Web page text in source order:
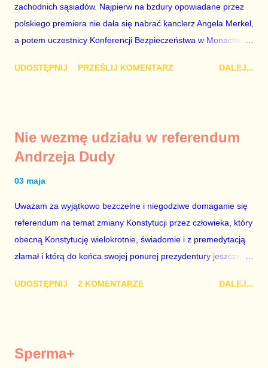
bo w 2007 roku też tak się stało. Na kilka tygodni przed
przedterminowymi wyborami parlamentarnymi do biur Solorza
politycy PiS wysłali Agencję Bezpieczeństwa Wewnętrznego, a
zachodnich sąsiadów. Najpierw na bzdury opowiadane przez
polskiego premiera nie dała się nabrać kanclerz Angela Merkel,
a potem uczestnicy Konferencji Bezpieczeństwa w Monachium.
Merkel i Morawieckiego narastało we mnie zażenowanie. Było
brednie, że Polska może być motorem wzrostu gospodarczego
całej Unii Europejskiej. To tak, jakby rower miał ciągnąć
z roku 1951, czyli czasów stalinizmu. To pewnie dlatego, że nie
chciało mu przejść przez gardło pochwalenie gospodarczej
sytuacji naszego kraju z lat 2007-2015. Bardzo to małe i
smutne – niegodne premiera polskiego rządu. Generalnie, M...
UDOSTĘPNIJ PRZEŚLIJ KOMENTARZ DALEJ...
Nie wezmę udziału w referendum
Andrzeja Dudy
03 maja
Uważam za wyjątkowo bezczelne i niegodziwe domaganie się
referendum na temat zmiany Konstytucji przez człowieka, który
obecną Konstytucję wielokrotnie, świadomie i z premedytacją
złamał i którą do końca swojej ponurej prezydentury jeszcze
trwało pół roku, lokal do głosowania znajdował się w
mojej zgody. Prezydent Andrzej Duda zapowiedział, że złoży do
UDOSTĘPNIJ 2 KOMENTARZE DALEJ...
Sperma+